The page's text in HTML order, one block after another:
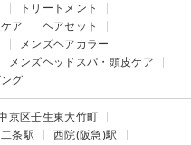
トリートメント
ア
ヘアセット
メンズヘアカラー
メンズヘッドスパ・頭皮ケア
グ
京区壬生東大竹町
条駅
西院(阪急)駅